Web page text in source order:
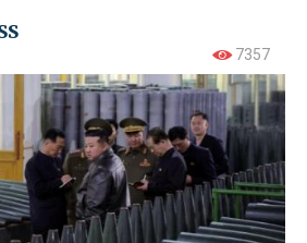
7357